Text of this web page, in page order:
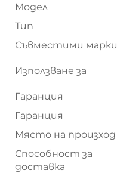
Модел
Тип
Съвместими марки
Използване за
Гаранция
Гаранция
Място на произход
Способност за
доставка